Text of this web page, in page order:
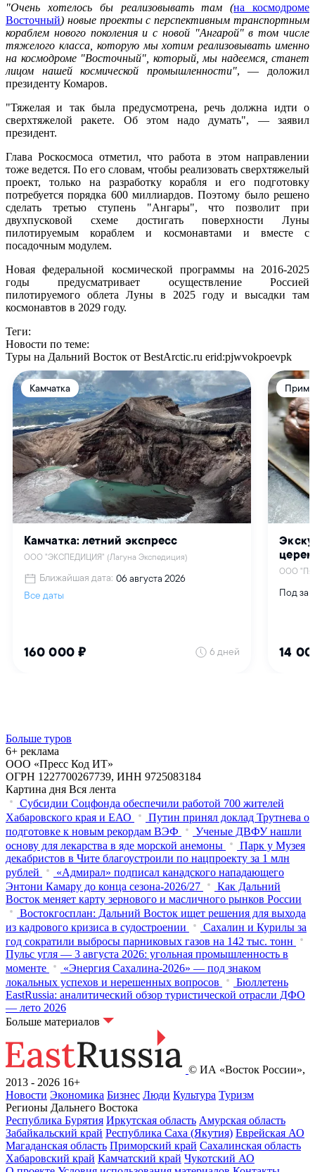
"Очень хотелось бы реализовывать там (на космодроме
Восточный) новые проекты с перспективным транспортным
кораблем нового поколения и с новой "Ангарой" в том числе
тяжелого класса, которую мы хотим реализовывать именно
на космодроме "Восточный", который, мы надеемся, станет
лицом нашей космической промышленности", — доложил
президенту Комаров.
"Тяжелая и так была предусмотрена, речь должна идти о
сверхтяжелой ракете. Об этом надо думать", — заявил
президент.
Глава Роскосмоса отметил, что работа в этом направлении
тоже ведется. По его словам, чтобы реализовать сверхтяжелый
проект, только на разработку корабля и его подготовку
потребуется порядка 600 миллиардов. Поэтому было решено
сделать третью ступень "Ангары", что позволит при
двухпусковой схеме достигать поверхности Луны
пилотируемым кораблем и космонавтами и вместе с
посадочным модулем.
Новая федеральной космической программы на 2016-2025
годы предусматривает осуществление Россией
пилотируемого облета Луны в 2025 году и высадки там
космонавтов в 2029 году.
Теги:
Новости по теме:
Туры на Дальний Восток от BestArctic.ru erid:pjwvokpoevpk
Больше туров
6+ реклама
ООО «Пресс Код ИТ»
ОГРН 1227700267739, ИНН 9725083184
Картина дня Вся лента
Субсидии Соцфонда обеспечили работой 700 жителей
Хабаровского края и ЕАО
Путин принял доклад Трутнева о
подготовке к новым рекордам ВЭФ
Ученые ДВФУ нашли
основу для лекарства в яде морской анемоны
Парк у Музея
декабристов в Чите благоустроили по нацпроекту за 1 млн
рублей
«Адмирал» подписал канадского нападающего
Энтони Камару до конца сезона-2026/27
Как Дальний
Восток меняет карту зернового и масличного рынков России
Востокгосплан: Дальний Восток ищет решения для выхода
из кадрового кризиса в судостроении
Сахалин и Курилы за
год сократили выбросы парниковых газов на 142 тыс. тонн
Пульс угля — 3 августа 2026: угольная промышленность в
моменте
«Энергия Сахалина-2026» — под знаком
локальных успехов и нерешенных вопросов
Бюллетень
EastRussia: аналитический обзор туристической отрасли ДФО
— лето 2026
Больше материалов
© ИА «Восток России»,
2013 - 2026 16+
Новости Экономика Бизнес Люди Культура Туризм
Регионы Дальнего Востока
Республика Бурятия Иркутская область Амурская область
Забайкальский край Республика Саха (Якутия) Еврейская АО
Магаданская область Приморский край Сахалинская область
Хабаровский край Камчатский край Чукотский АО